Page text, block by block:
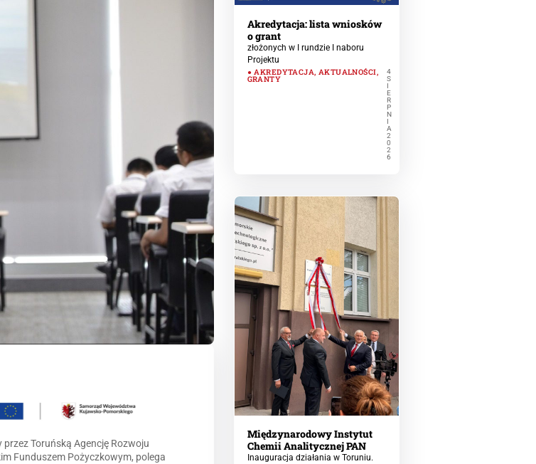
przez Toruńską Agencję Rozwoju
Funduszem Pożyczkowym, polega
Akredytacja: lista wniosków
o grant
złożonych w I rundzie I naboru
Projektu
AKREDYTACJA, AKTUALNOŚCI,
GRANTY
4
S
E
R
P
N
A
2
0
2
6
Międzynarodowy Instytut
Chemii Analitycznej PAN
Inauguracja działania w Toruniu.